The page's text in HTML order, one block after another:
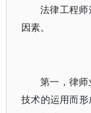
法律工程
因素。
第一，律
技术的运用而